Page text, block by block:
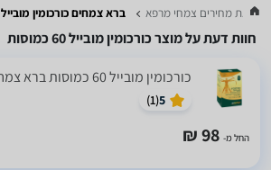
השוואת מחירים צמחי מרפא ברא צמחים כורכומין מובייל 60 כמוסות - חוות דעת מוצר
חוות דעת על מוצר כורכומין מובייל 60 כמוסות
כורכומין מובייל 60 כמוסות ‏ברא צמחים
5
(
1
)
החל מ- 98 ₪